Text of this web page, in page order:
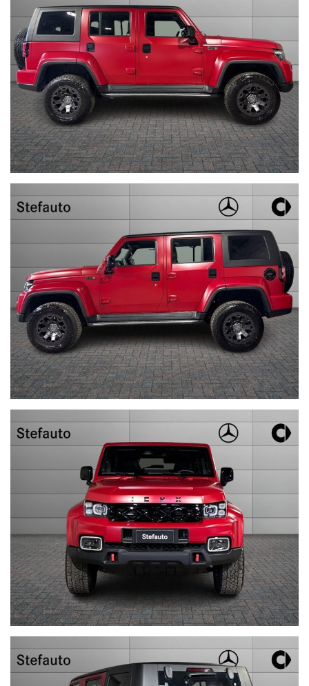
--------------------------------------------------------------------------
Stefauto S.p.a. declina ogni responsabilità per eventuali non
conformità relative ad equipaggiamento, omologazioni anti
inquinamento, accessori, ecc. pubblicate nei diversi portali.
Dette informazioni che non rappresentano in alcun modo un
impegno contrattuale in quanto non ci è possibile intervenire su
eventuali errori di stampa.